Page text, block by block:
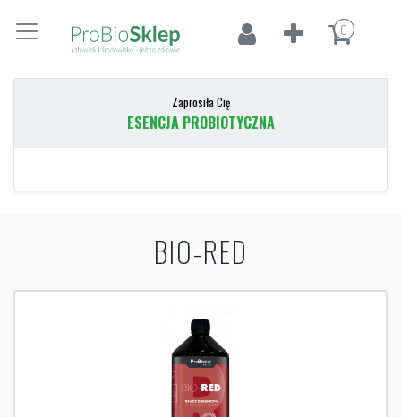
0
Zaprosiła Cię
ESENCJA PROBIOTYCZNA
BIO-RED